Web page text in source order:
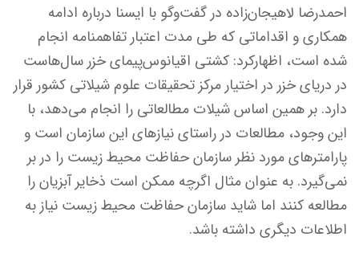
احمدرضا لاهیجان‌زاده در گفت‌وگو با ایسنا درباره ادامه
همکاری و اقداماتی که طی مدت اعتبار تفاهمنامه انجام
شده است، اظهارکرد: کشتی اقیانوس‌پیمای خزر سال‌هاست
در دریای خزر در اختیار مرکز تحقیقات علوم شیلاتی کشور قرار
دارد. بر همین اساس شیلات مطالعاتی را انجام می‌دهد، با
این وجود، مطالعات در راستای نیازهای این سازمان است و
پارامترهای مورد نظر سازمان حفاظت محیط زیست را در بر
نمی‌گیرد. به عنوان مثال اگرچه ممکن است ذخایر آبزیان را
مطالعه کنند اما شاید سازمان حفاظت محیط زیست نیاز به
اطلاعات دیگری داشته باشد.